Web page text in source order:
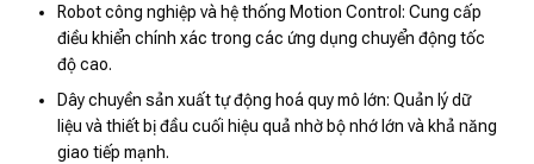
Robot công nghiệp và hệ thống Motion Control: Cung cấp
điều khiển chính xác trong các ứng dụng chuyển động tốc
độ cao.
Dây chuyền sản xuất tự động hoá quy mô lớn: Quản lý dữ
liệu và thiết bị đầu cuối hiệu quả nhờ bộ nhớ lớn và khả năng
giao tiếp mạnh.